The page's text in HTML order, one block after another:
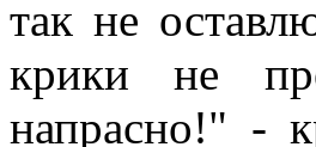
так не
крики не
напрасно!" -